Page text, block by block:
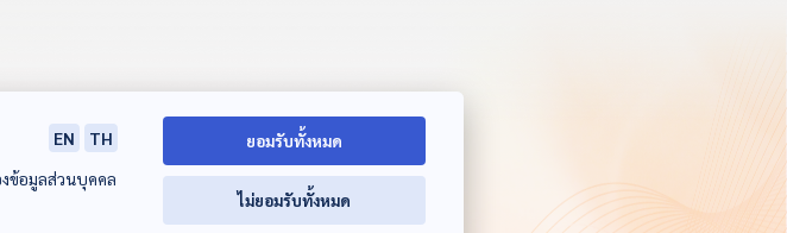
?
EN
TH
งข้อมูลส่วนบุคคล
ยอมรับทั้งหมด
ไม่ยอมรับทั้งหมด